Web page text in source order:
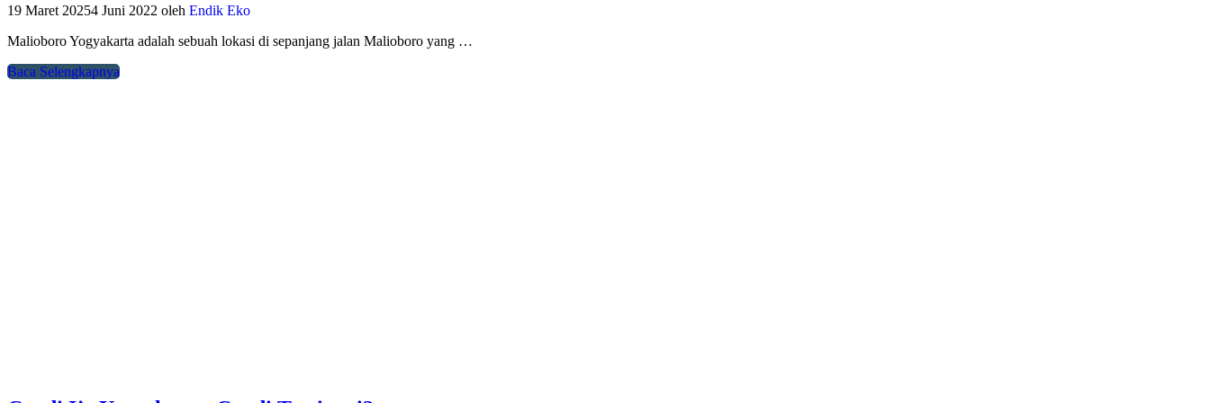
19 Maret 20254 Juni 2022 oleh Endik Eko
Malioboro Yogyakarta adalah sebuah lokasi di sepanjang jalan Malioboro yang …
Baca Selengkapnya